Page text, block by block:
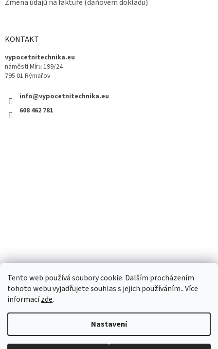
Tento web používá soubory cookie. Dalším procházením
tohoto webu vyjadřujete souhlas s jejich používáním.. Více
informacízde.
Nastavení
Změna údajů na faktuře (daňovém dokladu)
KONTAKT
vypocetnitechnika.eu
náměstí Míru 199/24
795 01 Rýmařov
info@vypocetnitechnika.eu
608 462 781
Copyright 2026vypocetnitechnika.eu. Všechna práva vyhrazena.